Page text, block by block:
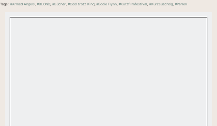
Tags: #Armed Angels, #BLOND, #Bücher, #Cool trotz Kind, #Eddie Flynn, #Kurzfilmfestival, #Kurzsuechtig, #Perlen